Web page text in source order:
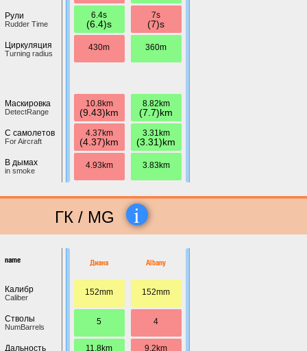
Рули
Rudder Time
Циркуляция
Turning radius
Маскировка
DetectRange
С самолетов
For Aircraft
В дымах
in smoke
6.4s
(6.4)s
430m
10.8km
(9.43)km
4.37km
(4.37)km
4.93km
7s
(7)s
360m
8.82km
(7.7)km
3.31km
(3.31)km
3.83km
ГК / MG i
name
Калибр
Caliber
Стволы
NumBarrels
Дальность
Диана
152mm
5
11.8km
Albany
152mm
4
9.2km